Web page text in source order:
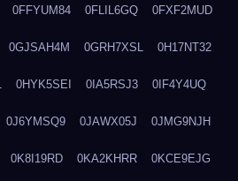
0FFYUM84 0FLIL6GQ 0FXF2MUD
0GJSAH4M 0GRH7XSL 0H17NT32
0HYK5SEI 0IA5RSJ3 0IF4Y4UQ
0J6YMSQ9 0JAWX05J 0JMG9NJH
0K8I19RD 0KA2KHRR 0KCE9EJG